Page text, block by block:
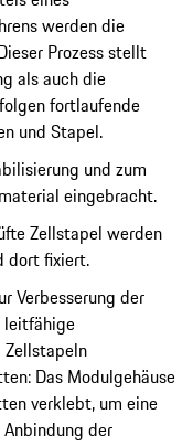
werden die
Prozess stellt
als auch die
fortlaufende
und Stapel.
und zum
eingebracht.
Zellstapel werden
dort fixiert.
Verbesserung der
leitfähige
Zellstapeln
Das Modulgehäuse
verklebt, um eine
der